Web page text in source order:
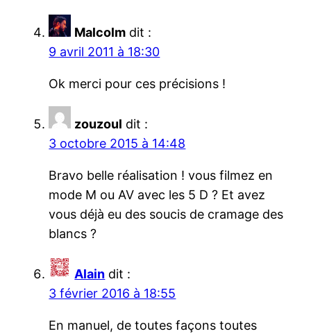
Malcolm dit :
9 avril 2011 à 18:30
Ok merci pour ces précisions !
zouzoul dit :
3 octobre 2015 à 14:48
Bravo belle réalisation ! vous filmez en
mode M ou AV avec les 5 D ? Et avez
vous déjà eu des soucis de cramage des
blancs ?
Alain dit :
3 février 2016 à 18:55
En manuel, de toutes façons toutes